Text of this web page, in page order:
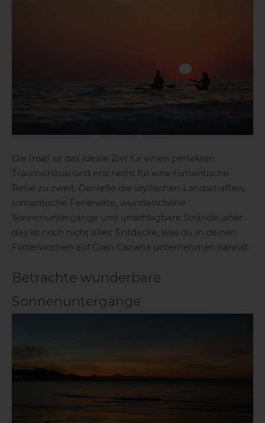
1 HOTEL AUF DER INSEL
Die Insel ist das ideale Ziel für einen perfekten
Traumurlaub und erst recht für eine romantische
Reise zu zweit. Genieße die idyllischen Landschaften,
romantische Ferienorte, wunderschöne
Sonnenuntergänge und unschlagbare Strände, aber
das ist noch nicht alles! Entdecke, was du in deinen
Flitterwochen auf Gran Canaria unternehmen kannst:
Betrachte wunderbare
Sonnenuntergänge